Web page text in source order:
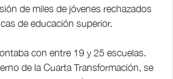
de miles de jóvenes rechazados
de educación superior.
con entre 19 y 25 escuelas.
de la Cuarta Transformación, se